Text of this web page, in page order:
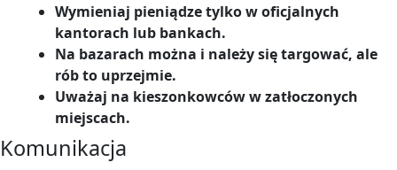
Wymieniaj pieniądze tylko w oficjalnych
kantorach lub bankach.
Na bazarach można i należy się targować, ale
rób to uprzejmie.
Uważaj na kieszonkowców w zatłoczonych
miejscach.
Komunikacja